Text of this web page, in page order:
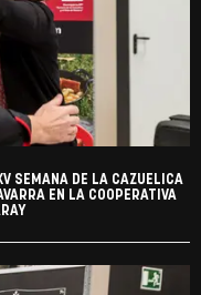
SEMANA DE LA CAZUELICA
EN LA COOPERATIVA